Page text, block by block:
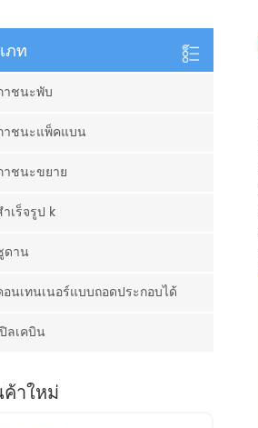
ภท
ชนะพับ
ชนะแพ็คแบน
ชนะขยาย
เร็จรูป k
าน
นเทนเนอร์แบบถอดประกอบได้
ลเคบิน
าใหม่